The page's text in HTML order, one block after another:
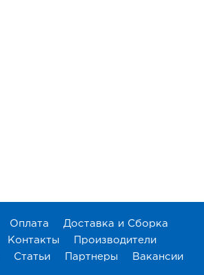
Оплата
Доставка и Сборка
Контакты
Производители
Статьи Партнеры Вакансии